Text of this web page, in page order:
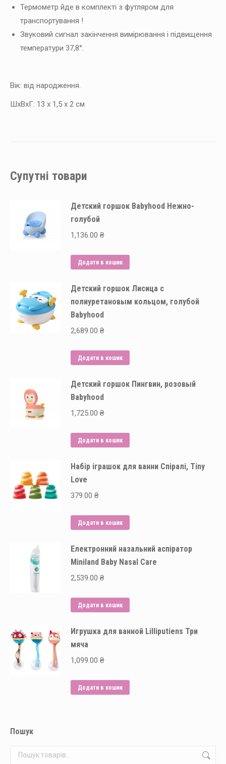
Термометр йде в комплекті з футляром для
транспортування !
Звуковий сигнал закінчення вимірювання і підвищення
температури 37,8°.
Вік: від народження.
ШхВхГ: 13 х 1,5 х 2 см
Супутні товари
Детский горшок Babyhood Нежно-
голубой
1,136.00 ₴
Додати в кошик
Детский горшок Лисица с
полиуретановым кольцом, голубой
Babyhood
2,689.00 ₴
Додати в кошик
Детский горшок Пингвин, розовый
Babyhood
1,725.00 ₴
Додати в кошик
Набір іграшок для ванни Спіралі, Tiny
Love
379.00 ₴
Додати в кошик
Електронний назальний аспіратор
Miniland Baby Nasal Сare
2,539.00 ₴
Додати в кошик
Игрушка для ванной Lilliputiens Три
мяча
1,099.00 ₴
Додати в кошик
Пошук